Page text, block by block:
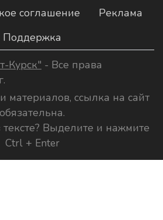
соглашение
Реклама
Поддержка
Курск" - Все права
материалов, ссылка на сайт
обязательна.
Выделите и нажмите
Ctrl + Enter